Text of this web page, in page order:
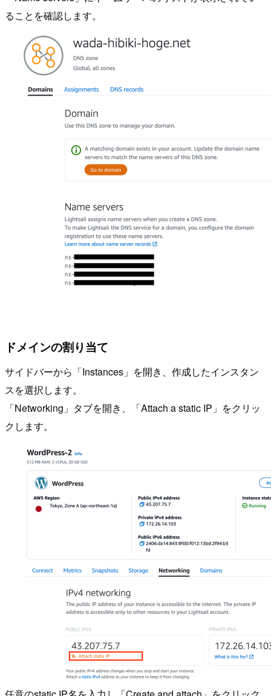
ることを確認します。
ドメインの割り当て
サイドバーから「Instances」を開き、作成したインスタン
スを選択します。
「Networking」タブを開き、「Attach a static IP」をクリッ
クします。